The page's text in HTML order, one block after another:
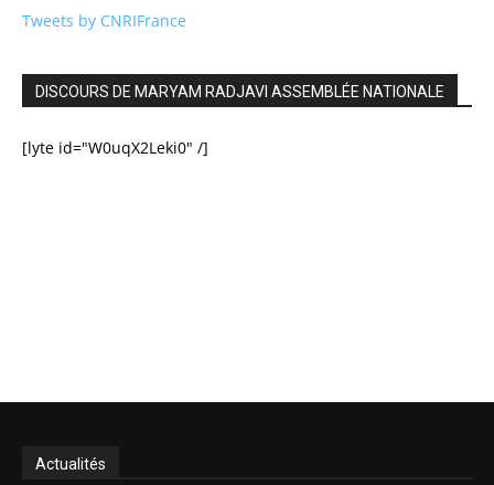
Tweets by CNRIFrance
DISCOURS DE MARYAM RADJAVI ASSEMBLÉE NATIONALE
[lyte id="W0uqX2Leki0" /]
Actualités